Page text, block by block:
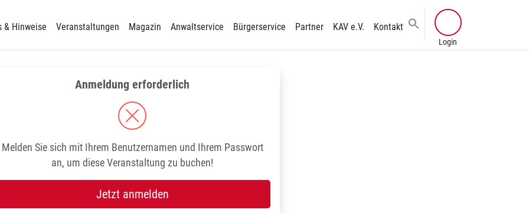
& Hinweise Veranstaltungen Magazin Anwaltservice Bürgerservice Partner KAV e.V. Kontakt
Anmeldung erforderlich
Melden Sie sich mit Ihrem Benutzernamen und Ihrem Passwort
an, um diese Veranstaltung zu buchen!
Jetzt anmelden